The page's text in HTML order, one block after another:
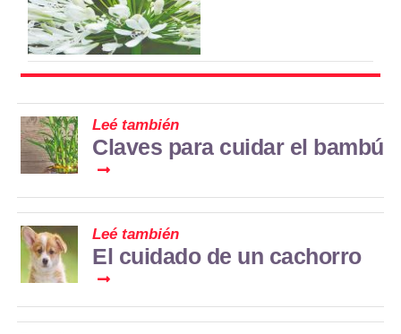
Leé también
Claves para cuidar el bambú
Leé también
El cuidado de un cachorro